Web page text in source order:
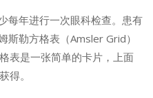
每年进行一次眼科检查。患有
斯勒方格表（Amsler Grid）
表是一张简单的卡片，上面
得。